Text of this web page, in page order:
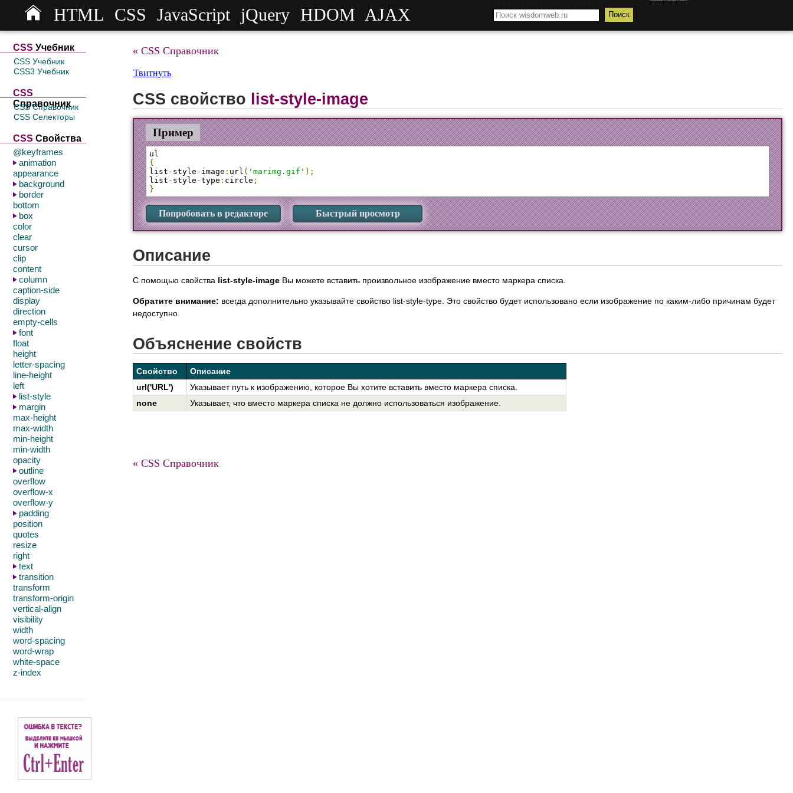
HTML CSS JavaScript jQuery HDOM AJAX
СSS Учебник
CSS Учебник
CSS3 Учебник
CSS
Справочник
CSS Справочник
CSS Селекторы
CSS Свойства
@keyframes
animation
appearance
background
border
bottom
box
color
clear
cursor
clip
content
column
caption-side
display
direction
empty-cells
font
float
height
letter-spacing
line-height
left
list-style
margin
max-height
max-width
min-height
min-width
opacity
outline
overflow
overflow-x
overflow-y
padding
position
quotes
resize
right
text
transition
transform
transform-origin
vertical-align
visibility
width
word-spacing
word-wrap
white-space
z-index
« CSS Справочник
Твитнуть
CSS свойство list-style-image
Пример
{
list - style - image : url ( 'marimg.gif' );
list - style -type : circle ;
}
Попробовать в редакторе Быстрый просмотр
Описание
С помощью свойства list-style-image Вы можете вставить произвольное изображение вместо маркера списка.
Обратите внимание: всегда дополнительно указывайте свойство list-style-type. Это свойство будет использовано если изображение по каким-либо причинам будет
недоступно.
Объяснение свойств
Свойство
Описание
url('URL')
Указывает путь к изображению, которое Вы хотите вставить вместо маркера списка.
none
Указывает, что вместо маркера списка не должно использоваться изображение.
« CSS Справочник